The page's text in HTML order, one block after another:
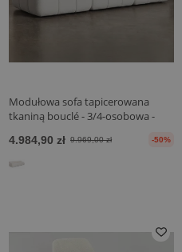
Modułowa sofa tapicerowana
tkaniną bouclé - 3/4-osobowa -
4.984,90 zł 9.969,00 zł -50%